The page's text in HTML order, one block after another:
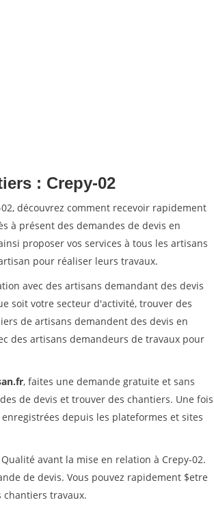
: Crepy-02
découvrez comment recevoir rapidement
à présent des demandes de devis en
proposer vos services à tous les artisans
pour réaliser leurs travaux.
avec des artisans demandant des devis
soit votre secteur d'activité, trouver des
de artisans demandent des devis en
des artisans demandeurs de travaux pour
, faites une demande gratuite et sans
de devis et trouver des chantiers. Une fois
depuis les plateformes et sites
avant la mise en relation à Crepy-02.
de devis. Vous pouvez rapidement $etre
travaux.